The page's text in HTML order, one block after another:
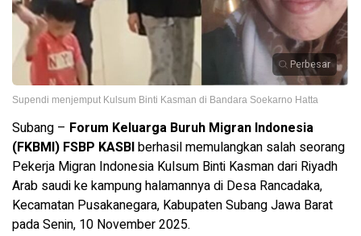
Perbesar
Supendi menjemput Kulsum Binti Kasman di Bandara Soekarno Hatta
Subang – Forum Keluarga Buruh Migran Indonesia
(FKBMI) FSBP KASBIberhasil memulangkan salah seorang
Pekerja Migran Indonesia Kulsum Binti Kasman dari Riyadh
Arab saudi ke kampung halamannya di Desa Rancadaka,
Kecamatan Pusakanegara, Kabupaten Subang Jawa Barat
pada Senin, 10 November 2025.